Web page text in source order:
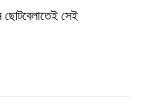
ছোটবেলাতেই সেই